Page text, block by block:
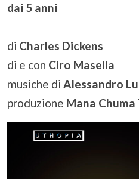
dai 5 anni
di Charles Dickens
di e con Ciro Masella
musiche di Alessandro
produzione Mana